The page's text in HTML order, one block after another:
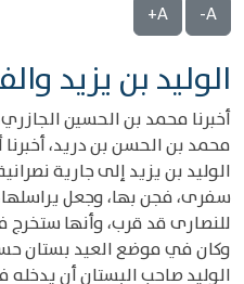
A-
A+
الوليد بن يزيد
أخبرنا محمد بن الحسين
محمد بن الحسن بن دريد، أخبرنا
الوليد بن يزيد إلى جارية
سفرى، فجن بها، وجعل
للنصارى قد قرب، وأنها ستخرج
وكان في موضع العيد بستان
الوليد صاحب البستان أن يدخله